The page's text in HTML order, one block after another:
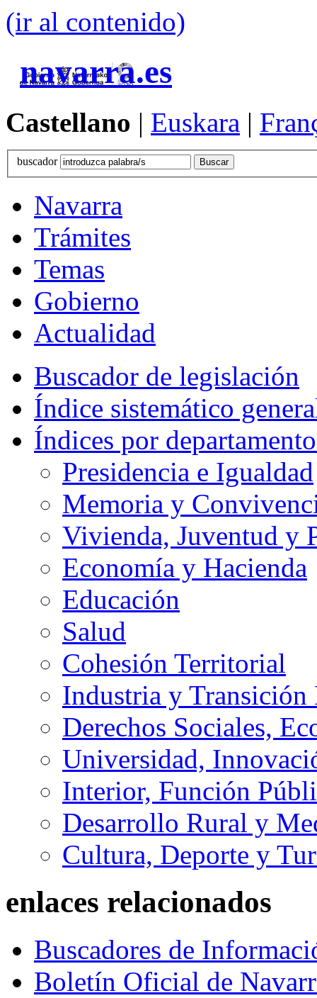
(ir al contenido)
navarra.es
Castellano | Euskara |
buscador
Navarra
Trámites
Temas
Gobierno
Actualidad
Buscador de legislación
Índice sistemático
Índices por
Presidencia e Igualdad
Memoria y
Vivienda, Juventud y
Economía y Hacienda
Educación
Salud
Cohesión Territorial
Industria y
Derechos Sociales,
Universidad,
Interior, Función
Desarrollo Rural y
Cultura, Deporte y
enlaces relacionados
Buscadores de
Boletín Oficial de